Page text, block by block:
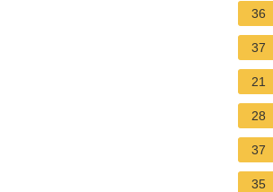
36
37
21
28
37
35